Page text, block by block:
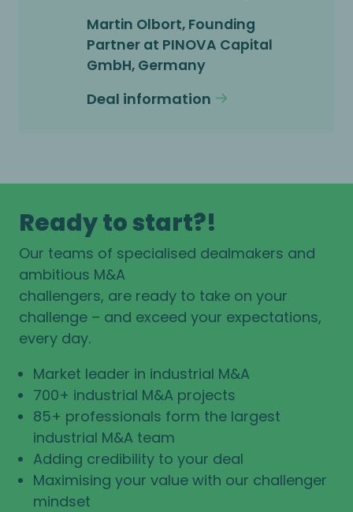
Martin Olbort, Founding
Partner at PINOVA Capital
GmbH, Germany
Deal information
Ready to start?!
Our teams of specialised dealmakers and
ambitious M&A
challengers, are ready to take on your
challenge – and exceed your expectations,
every day.
Market leader in industrial M&A
700+ industrial M&A projects
85+ professionals form the largest
industrial M&A team
Adding credibility to your deal
Maximising your value with our challenger
mindset